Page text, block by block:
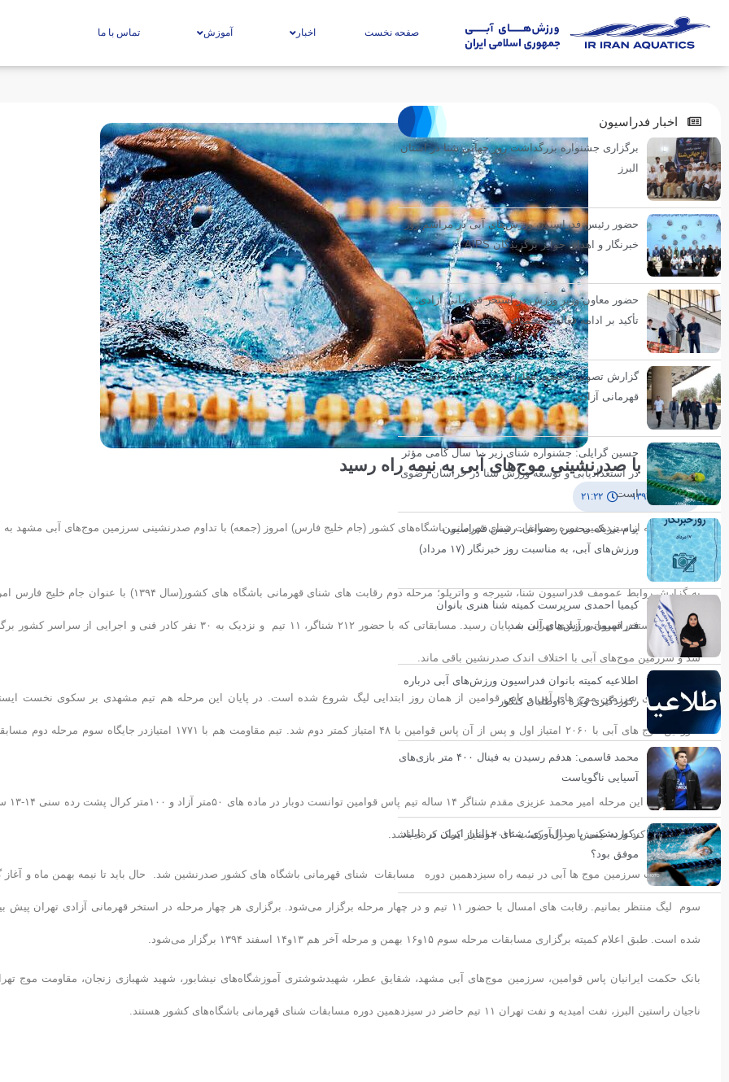
صفحه نخست اخبار آموزش تماس با ما
لیگ شنا با صدرنشینی موج‌های آبی به نیمه راه رسید
۲۷ آذر ۱۳۹۴ ۲۱:۲۲
دومین مرحله از سیزدهمین دوره مسابقات شنای قهرمانی باشگاه‌های کشور (جام خلیج فارس) امروز (جمعه) با تداوم صدرنشینی سرزمین موج‌های آبی مشهد به
پایان رسید.
به گزارش روابط عمومف فدراسیون شنا، شیرجه و واترپلو؛ مرحله دوم رقابت های شنای قهرمانی باشگاه های کشور(سال ۱۳۹۴) با عنوان جام
(جمعه) در استخر قهرمانی آزادی تهران به پایان رسید. مسابقاتی که با حضور ۲۱۲ شناگر، ۱۱ تیم و نزدیک به ۳۰ نفر کادر فنی و اجرایی از سراسر
شد و سرزمین موج‌های آبی با اختلاف اندک صدرنشین باقی ماند.
رقابت پایاپای سرزمین موج های آبی و پاس قوامین از همان روز ابتدایی لیگ شروع شده است. در پایان این مرحله هم تیم مشهدی بر سکوی نخست
سرزمین موج های آبی با ۲۰۶۰ امتیاز اول و پس از آن پاس قوامین با ۴۸ امتیاز کمتر دوم شد. تیم مقاومت هم با ۱۷۷۱ امتیازدر جایگاه سوم مرحله
ایستاد.
در مسابقات این مرحله امیر محمد
رکوردشکنی کند تا به تیمش در راه کسب ۲۰۱۲ امتیاز کمک کرده باشد.
با این حساب سرزمین موج ها آبی در نیمه راه سیزدهمین دوره مسابقات شنای قهرمانی باشگاه های کشور صدرنشین شد. حال باید تا نیمه بهمن ماه و آغاز
سوم لیگ منتظر بمانیم. رقابت های امسال با حضور ۱۱ تیم و در چهار مرحله برگزار می‌شود. برگزاری هر چهار مرحله در استخر قهرمانی آزادی تهران پیش
شده است. طبق اعلام کمیته برگزاری مسابقات مرحله سوم ۱۵و۱۶ بهمن و مرحله آخر هم ۱۳و۱۴ اسفند ۱۳۹۴ برگزار می‌شود.
بانک حکمت ایرانیان پاس قوامین، سرزمین موج‌های آبی مشهد، شقایق عطر، شهیدشوشتری آموزشگاه‌های نیشابور، شهید شهبازی زنجان، مقاومت موج
ناجیان راستین البرز، نفت امیدیه و نفت تهران ۱۱ تیم حاضر در سیزدهمین دوره مسابقات شنای قهرمانی باشگاه‌های کشور هستند.
اخبار فدراسیون
برگزاری جشنواره بزرگداشت روز جهانی شنا در استان
البرز
حضور رئیس فدراسیون ورزش‌های آبی در مراسم روز
خبرنگار و اهدای جوایز برگزیدگان AIPS
حضور معاون وزیر ورزش در استخر قهرمانی آزادی؛
تأکید بر ادامه فعالیت مجموعه در فصل سرما
گزارش تصویری حضور معاون وزیر ورزش در استخر
قهرمانی آزادی
حسین گرایلی: جشنواره شنای زیر ۱۰ سال گامی مؤثر
در استعدادیابی و توسعه ورزش شنا در خراسان رضوی
است
پیام تبریک محسن رضوانی، رئیس فدراسیون
ورزش‌های آبی، به مناسبت روز خبرنگار (۱۷ مرداد)
کیمیا احمدی سرپرست کمیته شنا هنری بانوان
فدراسیون ورزش‌های آبی شد
اطلاعیه کمیته بانوان فدراسیون ورزش‌های آبی درباره
رکوردگیری ویژه داوطلبان کنکور
محمد قاسمی: هدفم رسیدن به فینال ۴۰۰ متر بازی‌های
آسیایی ناگویاست
رکوردشکنی یا مدال‌آوری؛ شنای جوانان ایران در تایلند
موفق بود؟